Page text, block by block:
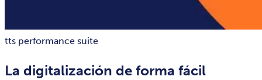
tts performance suite
La digitalización de forma fácil